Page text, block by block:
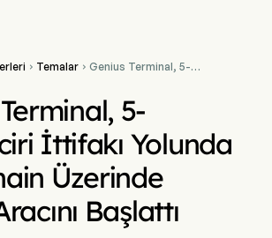
 Temalar Genius Terminal, 5-
Aracını Başlattı
5-
İttifakı Yolunda
Üzerinde
Başlattı